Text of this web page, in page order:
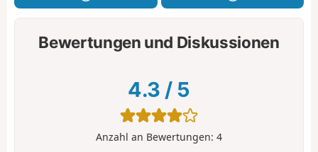
Bewertungen und Diskussionen
4.3 / 5
Anzahl an Bewertungen: 4